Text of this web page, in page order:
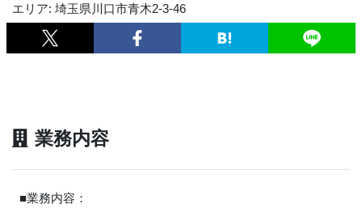
エリア: 埼玉県川口市青木2-3-46
業務内容
■業務内容：